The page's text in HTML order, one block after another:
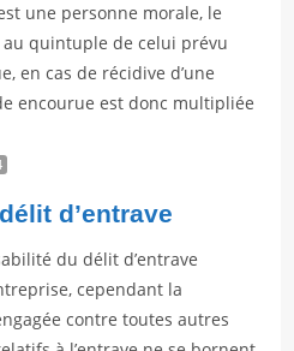
une personne morale, le
au quintuple de celui prévu
en cas de récidive d’une
encourue est donc multipliée
d’entrave
du délit d’entrave
cependant la
contre toutes autres